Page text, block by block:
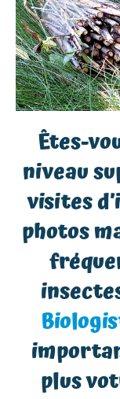
Êtes-
niveau
visites
photos
plus